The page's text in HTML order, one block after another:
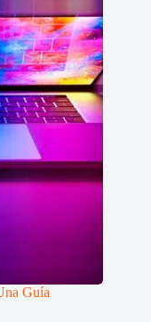
Guía